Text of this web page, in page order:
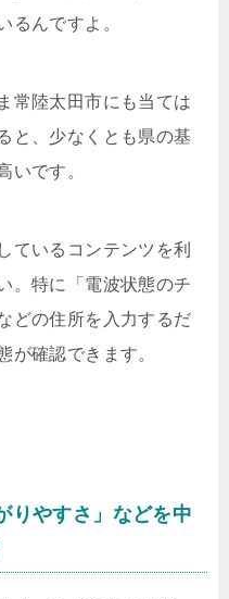
るんですよ。
常陸太田市にも当ては
と、少なくとも県の基
いです。
ているコンテンツを利
。特に「電波状態のチ
どの住所を入力するだ
が確認できます。
りやすさ」などを中